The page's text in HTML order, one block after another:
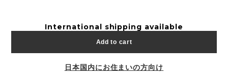
International shipping available
Add to cart
日本国内にお住まいの方向け